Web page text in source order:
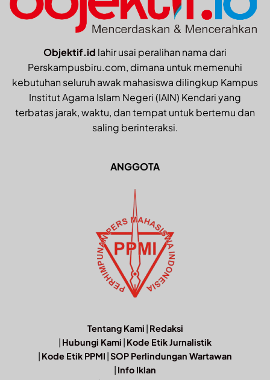
Objektif.id lahir usai peralihan nama dari
Perskampusbiru.com, dimana untuk memenuhi
kebutuhan seluruh awak mahasiswa dilingkup Kampus
Institut Agama Islam Negeri (IAIN) Kendari yang
terbatas jarak, waktu, dan tempat untuk bertemu dan
saling berinteraksi.
ANGGOTA
Tentang Kami | Redaksi
| Hubungi Kami | Kode Etik Jurnalistik
| Kode Etik PPMI |SOP Perlindungan Wartawan
| Info Iklan